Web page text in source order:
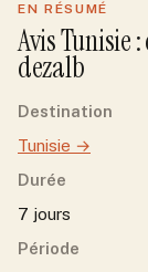
EN RÉSUMÉ
AvisTunisie:
dezalb
Destination
Tunisie →
Durée
7 jours
Période